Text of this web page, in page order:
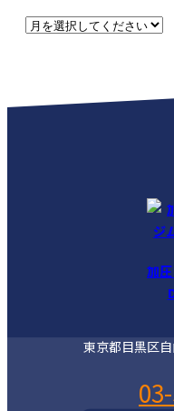
加
東京都目黒区